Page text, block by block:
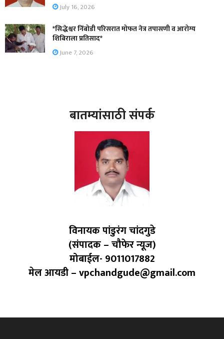
July 16, 2026
*सिद्धेश्वर निंबोडी परिसरात मोफत नेत्र तपासणी व आरोग्य
शिबिराला प्रतिसाद*
June 7, 2026
बातम्यांसाठी संपर्क
विनायक पांडुरंग चांदगुडे
(संपादक – चौफेर न्यूज)
मोबाईल- 9011017882
मेल आयडी – vpchandgude@gmail.com